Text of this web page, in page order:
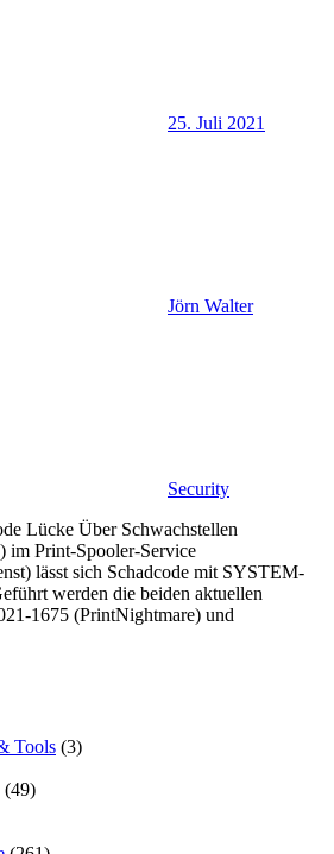
25. Juli 2021
Jörn Walter
Security
Lücke Über Schwachstellen
im Print-Spooler-Service
lässt sich Schadcode mit SYSTEM-
werden die beiden aktuellen
1675 (PrintNightmare) und
Tools (3)
(49)